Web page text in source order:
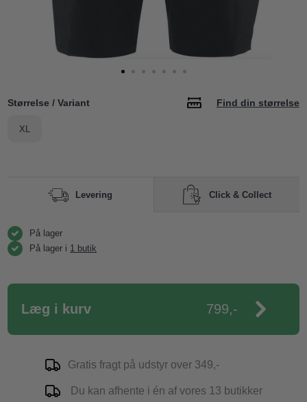
Størrelse / Variant Find din størrelse
XL
Levering Click & Collect
På lager
På lager i 1 butik
Læg i kurv 799,-
Gratis fragt på udstyr over 349,-
Du kan afhente i én af vores 13 butikker